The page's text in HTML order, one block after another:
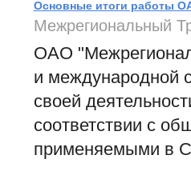
Основные итоги работы
Межрегиональный
ОАО
и международной
своей
соответствии с
применяемыми в